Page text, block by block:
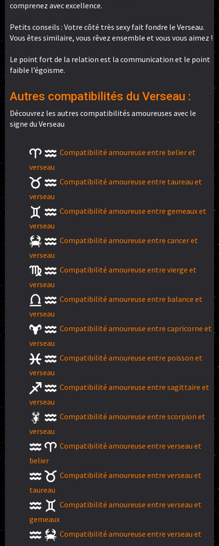
comprenez avec excellence.
Petits conseils : Votre côté très sexy fait fondre le Verseau.
Vous êtes similaire, vous rêvez ensemble et vous vous aimez !
Le point fort de la relation est la communication et le point
faible l’égoïsme.
Autres compatibilités du Verseau :
Découvrez les autres compatibilités amoureuses avec le
signe du Verseau
Compatibilité amoureuse entre belier et
verseau
Compatibilité amoureuse entre taureau et
verseau
Compatibilité amoureuse entre gemeaux et
verseau
Compatibilité amoureuse entre cancer et
verseau
Compatibilité amoureuse entre vierge et
verseau
Compatibilité amoureuse entre balance et
verseau
Compatibilité amoureuse entre capricorne et
verseau
Compatibilité amoureuse entre poisson et
verseau
Compatibilité amoureuse entre sagittaire et
verseau
Compatibilité amoureuse entre scorpion et
verseau
Compatibilité amoureuse entre verseau et
belier
Compatibilité amoureuse entre verseau et
taureau
Compatibilité amoureuse entre verseau et
gemeaux
Compatibilité amoureuse entre verseau et